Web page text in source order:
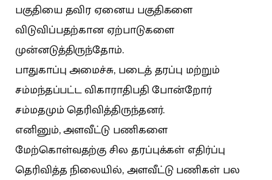
பகுதியை தவிர ஏனைய பகுதிகளை
விடுவிப்பதற்கான ஏற்பாடுகளை
முன்னடுத்திருந்தோம்.
பாதுகாப்பு அமைச்சு, படைத் தரப்பு மற்றும்
சம்மந்தப்பட்ட விகாராதிபதி போன்றோர்
சம்மதமும் தெரிவித்திருந்தனர்.
எனினும், அளவீட்டு பணிகளை
மேற்கொள்வதற்கு சில தரப்புக்கள் எதிர்ப்பு
தெரிவித்த நிலையில், அளவீட்டு பணிகள் பல